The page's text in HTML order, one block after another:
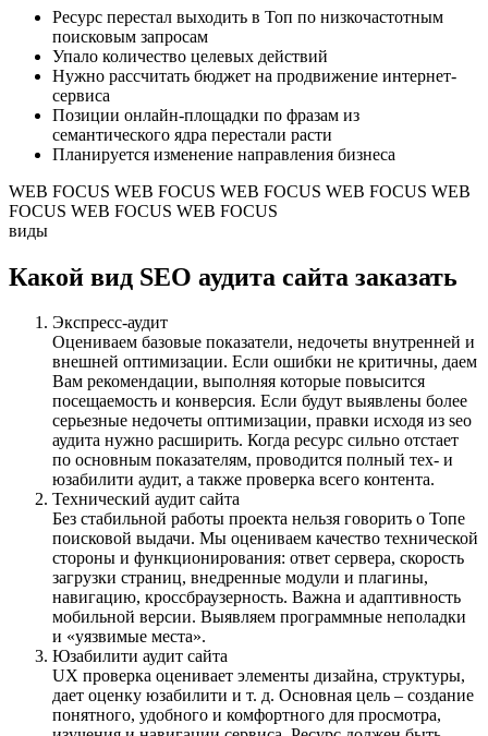
Ресурс перестал выходить в Топ по низкочастотным
поисковым запросам
Упало количество целевых действий
Нужно рассчитать бюджет на продвижение интернет-
сервиса
Позиции онлайн-площадки по фразам из
семантического ядра перестали расти
Планируется изменение направления бизнеса
WEB FOCUS WEB FOCUS WEB FOCUS WEB FOCUS WEB
FOCUS WEB FOCUS WEB FOCUS
виды
Какой вид SEO аудита сайта заказать
Экспресс-аудит
Оцениваем базовые показатели, недочеты внутренней и
внешней оптимизации. Если ошибки не критичны, даем
Вам рекомендации, выполняя которые повысится
посещаемость и конверсия. Если будут выявлены более
серьезные недочеты оптимизации, правки исходя из seo
аудита нужно расширить. Когда ресурс сильно отстает
по основным показателям, проводится полный тех- и
юзабилити аудит, а также проверка всего контента.
Технический аудит сайта
Без стабильной работы проекта нельзя говорить о Топе
поисковой выдачи. Мы оцениваем качество технической
стороны и функционирования: ответ сервера, скорость
загрузки страниц, внедренные модули и плагины,
навигацию, кроссбраузерность. Важна и адаптивность
мобильной версии. Выявляем программные неполадки
и «уязвимые места».
Юзабилити аудит сайта
UX проверка оценивает элементы дизайна, структуры,
дает оценку юзабилити и т. д. Основная цель – создание
понятного, удобного и комфортного для просмотра,